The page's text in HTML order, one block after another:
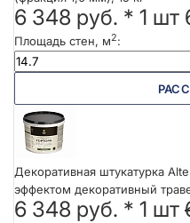
6 348 руб. * 1 шт
Площадь стен, м2:
Декоративная штукатурка
эффектом декоративный
6 348 руб. * 1 шт